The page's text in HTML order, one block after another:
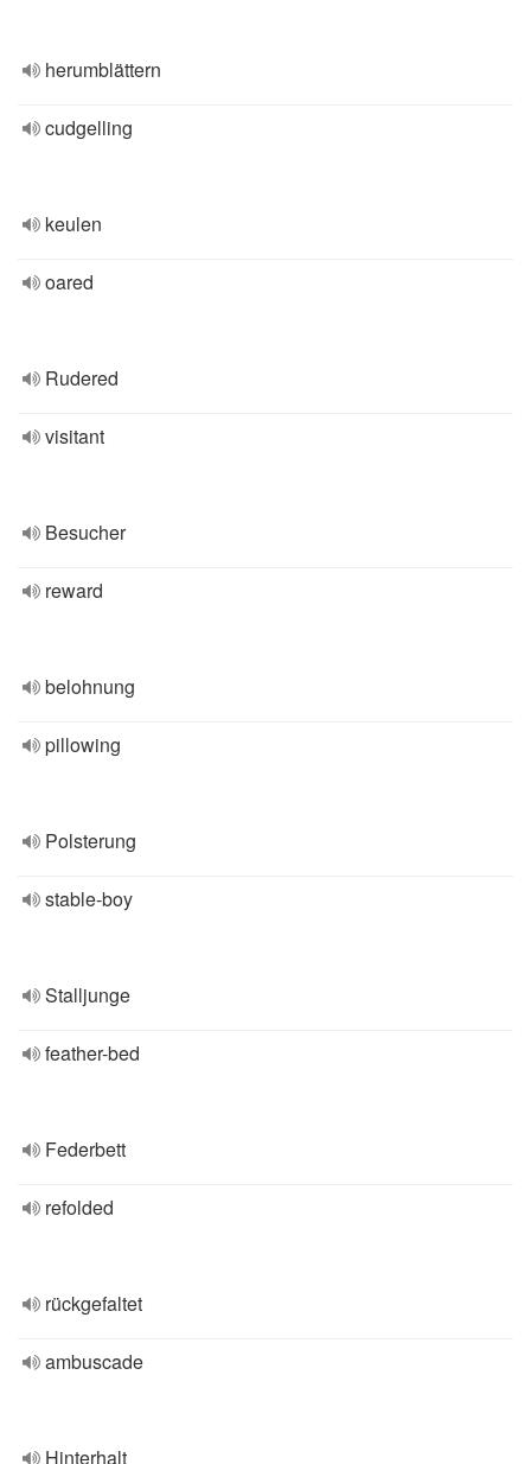
herumblättern
cudgelling
keulen
oared
Rudered
visitant
Besucher
reward
belohnung
pillowing
Polsterung
stable-boy
Stalljunge
feather-bed
Federbett
refolded
rückgefaltet
ambuscade
Hinterhalt